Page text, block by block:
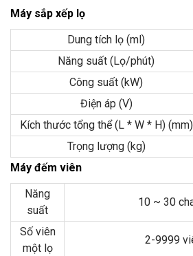
Máy sắp xếp lọ
Dung tích lọ (ml)
Năng suất (Lọ/phút)
Công suất (kW)
Điện áp (V)
Kích thước tổng thể (L * W * H) (mm)
Trọng lượng (kg)
Máy đếm viên
Năng
suất
10 ~ 30
Số viên
một lọ
2-9999